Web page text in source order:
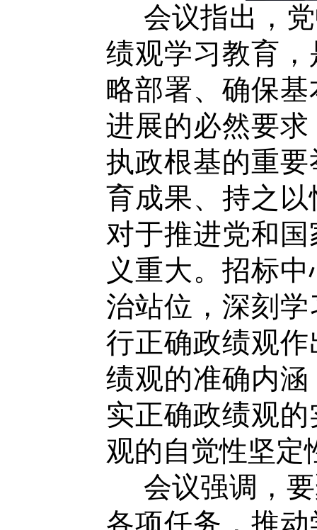
会议指出，
绩观学习教育
略部署、确保
进展的必然要
执政根基的重
育成果、持之
对于推进党和
义重大。 招标中
治站位， 深刻学
行正确政绩观作
绩观的准确内涵
实正确政绩观
观的自觉性坚定
会议强调， 要
各项任务，推